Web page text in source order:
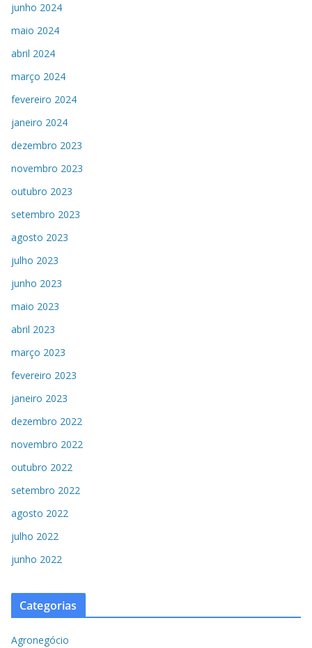
junho 2024
maio 2024
abril 2024
março 2024
fevereiro 2024
janeiro 2024
dezembro 2023
novembro 2023
outubro 2023
setembro 2023
agosto 2023
julho 2023
junho 2023
maio 2023
abril 2023
março 2023
fevereiro 2023
janeiro 2023
dezembro 2022
novembro 2022
outubro 2022
setembro 2022
agosto 2022
julho 2022
junho 2022
Categorias
Agronegócio